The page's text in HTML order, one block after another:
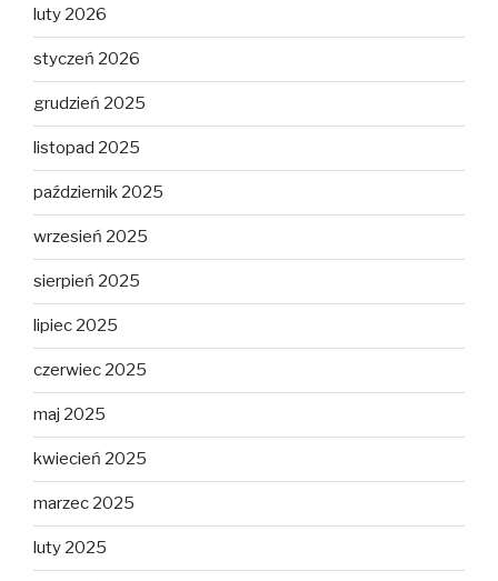
luty 2026
styczeń 2026
grudzień 2025
listopad 2025
październik 2025
wrzesień 2025
sierpień 2025
lipiec 2025
czerwiec 2025
maj 2025
kwiecień 2025
marzec 2025
luty 2025